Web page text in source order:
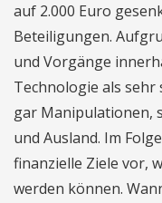
auf 2.000 Euro
Beteiligungen.
und Vorgänge
Technologie als sehr
gar Manipulationen,
und Ausland. Im
finanzielle Ziele vor,
werden können.